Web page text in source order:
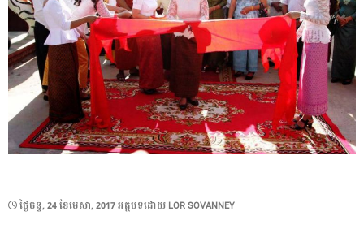
POSTED
ថ្ងៃ​ចន្ទ, 24 ខែ​មេសា, 2017អត្ថបទដោយ LOR SOVANNEY